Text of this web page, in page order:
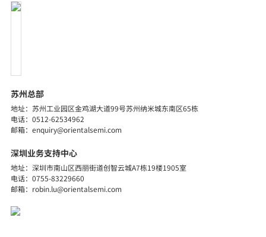
探索详细
苏州总部
地址：苏州工业园区金鸡湖大道99号苏州纳米城东南区65栋
电话：0512-62534962
邮箱：enquiry@orientalsemi.com
深圳业务支持中心
地址：深圳市南山区西丽街道创智云城A7栋19楼1905室
电话：0755-83229660
邮箱：robin.lu@orientalsemi.com